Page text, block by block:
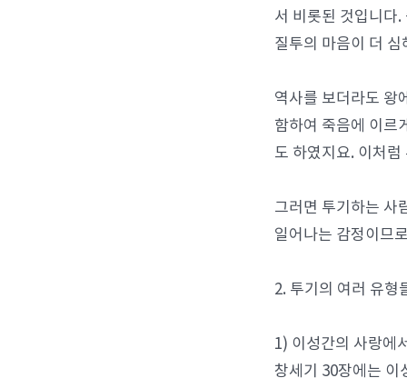
서 비롯된 것입니다
질투의 마음이 더
역사를 보더라도 왕
함하여 죽음에 이르
도 하였지요. 이처
그러면 투기하는 사
일어나는 감정이므
2. 투기의 여러 유형
1) 이성간의 사랑에
창세기 30장에는 이